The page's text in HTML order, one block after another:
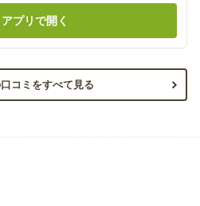
アプリで開く
コミをすべて見る